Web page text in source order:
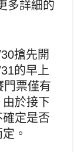
多詳細的
搶先開
的早上
門票僅有
於接下
定是否
。